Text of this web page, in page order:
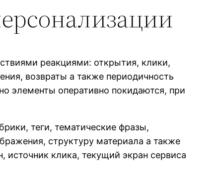
реакциями: открытия, клики,
возвраты а также периодичность
элементы оперативно покидаются, при
теги, тематические фразы,
структуру материала а также
источник клика, текущий экран сервиса